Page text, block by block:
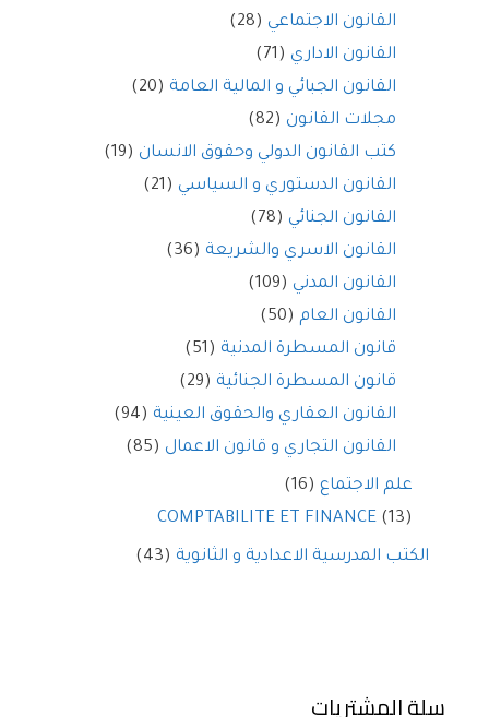
القانون الاجتماعي (28)
القانون الاداري (71)
القانون الجبائي و المالية العامة (20)
مجلات القانون (82)
كتب القانون الدولي وحقوق الانسان (19)
القانون الدستوري و السياسي (21)
القانون الجنائي (78)
القانون الاسري والشريعة (36)
القانون المدني (109)
القانون العام (50)
قانون المسطرة المدنية (51)
قانون المسطرة الجنائية (29)
القانون العقاري والحقوق العينية (94)
القانون التجاري و قانون الاعمال (85)
علم الاجتماع (16)
COMPTABILITE ET FINANCE (13)
الكتب المدرسية الاعدادية و الثانوية (43)
سلة المشتريات